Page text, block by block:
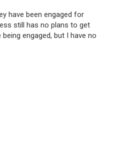
have been engaged for
still has no plans to get
engaged, but I have no